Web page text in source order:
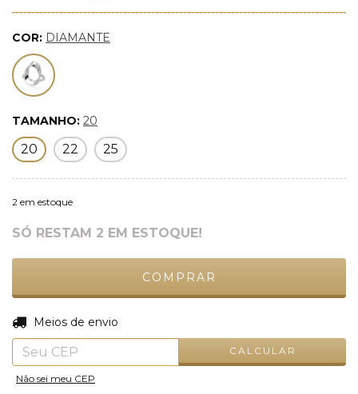
COR: DIAMANTE
TAMANHO: 20
20 22 25
2 em estoque
SÓ RESTAM 2 EM ESTOQUE!
Entregas para o CEP:
Meios de envio
CALCULAR
Não sei meu CEP